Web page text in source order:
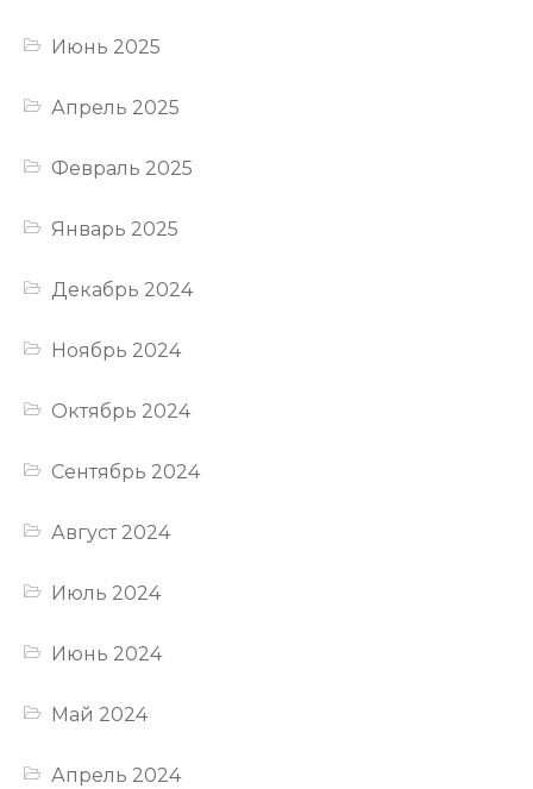
Июнь 2025
Апрель 2025
Февраль 2025
Январь 2025
Декабрь 2024
Ноябрь 2024
Октябрь 2024
Сентябрь 2024
Август 2024
Июль 2024
Июнь 2024
Май 2024
Апрель 2024